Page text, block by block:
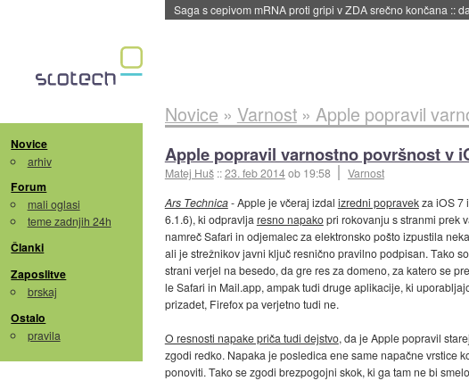
BMW v vozilih začel predvajati reklame::danes ob 06:09
Novice
arhiv
Forum
mali oglasi
teme zadnjih 24h
Članki
Zaposlitve
brskaj
Ostalo
pravila
Novice » Varnost» Apple popravil
Apple popravil varnostno površnost v
Matej Huš ::23. feb 2014ob 19:58
Varnost
Ars Technica- Apple je včeraj izdal izredni popravekza iOS 7
6.1.6), ki odpravlja resno napakopri rokovanju s stranmi prek
namreč Safari in odjemalec za elektronsko pošto izpustila
ali je strežnikov javni ključ resnično pravilno podpisan. Tako
strani verjel na besedo, da gre res za domeno, za katero se
le Safari in Mail.app, ampak tudi druge aplikacije, ki
prizadet, Firefox pa verjetno tudi ne.
O resnosti napake priča tudi dejstvo, da je Apple popravil
zgodi redko. Napaka je posledica ene same napačne vrstice
ponoviti. Tako se zgodi brezpogojni skok, ki ga tam ne bi